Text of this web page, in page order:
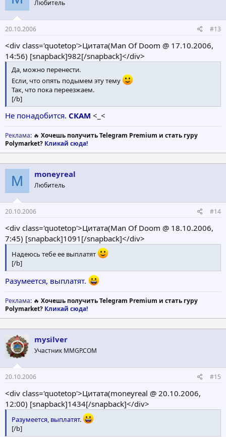
Любитель
20.10.2006 #13
<div class='quotetop'>Цитата(Man Of Doom @ 17.10.2006,
14:56) [snapback]982[/snapback]</div>
Да, можно перенести.
Если, что опять подымем эту тему
Так, что пока переезжаем.
[/b]
Не понадобится. СКАМ <_<
Реклама: 🔥 Хочешь получить Telegram Premium и стать гуру
Polymarket? Кликай сюда!
M moneyreal
Любитель
20.10.2006 #14
<div class='quotetop'>Цитата(Man Of Doom @ 18.10.2006,
7:45) [snapback]1091[/snapback]</div>
Надеюсь тебе ее выплатят
[/b]
Разумеется, выплатят.
Реклама: 🔥 Хочешь получить Telegram Premium и стать гуру
Polymarket? Кликай сюда!
mysilver
Участник MMGP.COM
20.10.2006 #15
<div class='quotetop'>Цитата(moneyreal @ 20.10.2006,
12:00) [snapback]1434[/snapback]</div>
Разумеется, выплатят.
[/b]